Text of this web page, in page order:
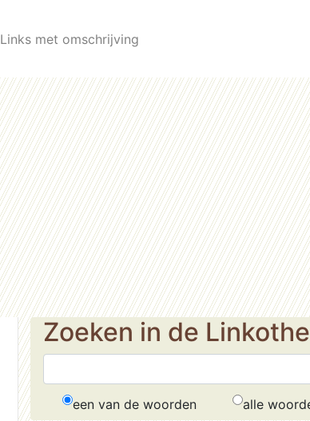
Links met omschrijving
Zoeken in de
een van de woorden alle